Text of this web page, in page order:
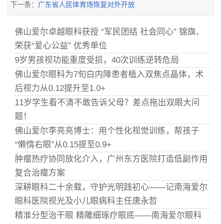
下一条： 广东省人民体育场恢复对外开放
佛山爱尔卓越眼科获授 “军民团结 社会同心” 锦旗、
荣获“爱心公益” 优秀单位
9岁男孩视功能重度受损，40次训练逆转危局
佛山爱尔眼科为7旬白内障患者植入双焦点晶体，术
后视力从0.12提升至1.0+
11岁学生看不清不敢告诉父母？差点拖出双眼大问
题！
佛山爱尔李亮亮博士：用个性化视觉训练，帮孩子
“懒惰右眼”从0.15提至0.9+
肿瘤热疗协同放化介入，广州东方医院打造低副作用
复合治瘤方案
深耕眼科二十余载，守护光明践初心——记南海爱尔
眼科医院视光及小儿眼病科主任唐永哲
精准分型治干眼 精雕细琢疗眼底——南海爱尔眼科